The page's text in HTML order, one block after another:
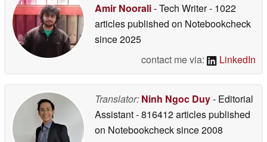
Amir Noorali- Tech Writer- 1022
articles published on Notebookcheck
since 2025
contact me via:
LinkedIn
Translator: Ninh Ngoc Duy- Editorial
Assistant- 816412 articles published
on Notebookchecksince 2008